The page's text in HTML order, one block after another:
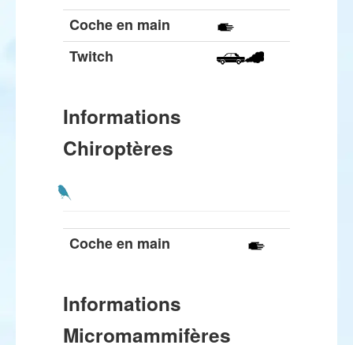
Coche en main
Twitch
Informations
Chiroptères
Coche en main
Informations
Micromammifères